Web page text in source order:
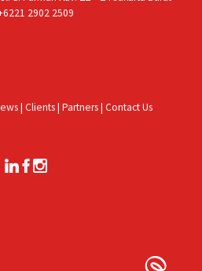
2902 2509
| Clients| Partners| Contact Us